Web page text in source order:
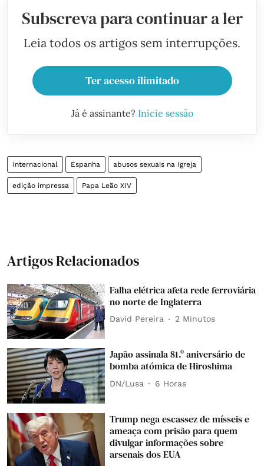
Subscreva para continuar a ler
Leia todos os artigos sem interrupções.
Ter acesso ilimitado
Já é assinante? Inicie sessão
Internacional Espanha abusos sexuais na Igreja
edição impressa Papa Leão XIV
Artigos Relacionados
Falha elétrica afeta rede ferroviária
no norte de Inglaterra
David Pereira 2 Minutos
Japão assinala 81.º aniversário de
bomba atómica de Hiroshima
DN/Lusa 6 Horas
Trump nega escassez de mísseis e
ameaça com prisão para quem
divulgar informações sobre
arsenais dos EUA